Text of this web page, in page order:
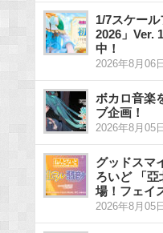
1/7スケー
2026」Ver.
中！
2026年8月06
ボカロ音楽
ブ企画！
2026年8月05
グッドスマ
ろいど 「
場！フェイ
2026年8月05